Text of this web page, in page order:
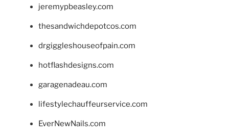
jeremypbeasley.com
thesandwichdepotcos.com
drgiggleshouseofpain.com
hotflashdesigns.com
garagenadeau.com
lifestylechauffeurservice.com
EverNewNails.com